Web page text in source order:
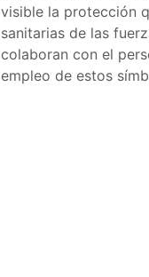
visible la protección
sanitarias de las
colaboran con el
empleo de estos